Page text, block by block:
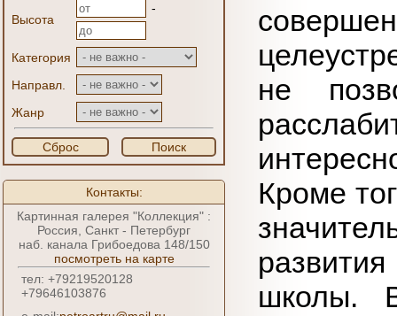
Высота
-
Категория
Направл.
Жанр
Сброс Поиск
Контакты:
Картинная галерея "Коллекция" :
Россия, Санкт - Петербург
наб. канала Грибоедова 148/150
посмотреть на карте
тел: +79219520128
+79646103876
не
Кроме
школы.